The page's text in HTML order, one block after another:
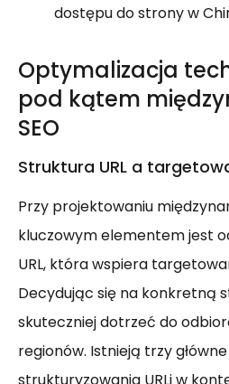
dostępu do strony w
Optymalizacja
pod kątem
SEO
Struktura URL a
Przy projektowaniu
kluczowym elementem jest
URL, która wspiera
Decydując się na konkretną
skuteczniej dotrzeć do
regionów. Istnieją trzy